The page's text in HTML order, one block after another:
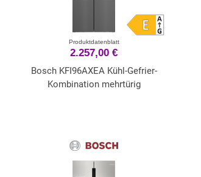
Produktdatenblatt
2.257,00 €
Bosch KFI96AXEA Kühl-Gefrier-
Kombination mehrtürig